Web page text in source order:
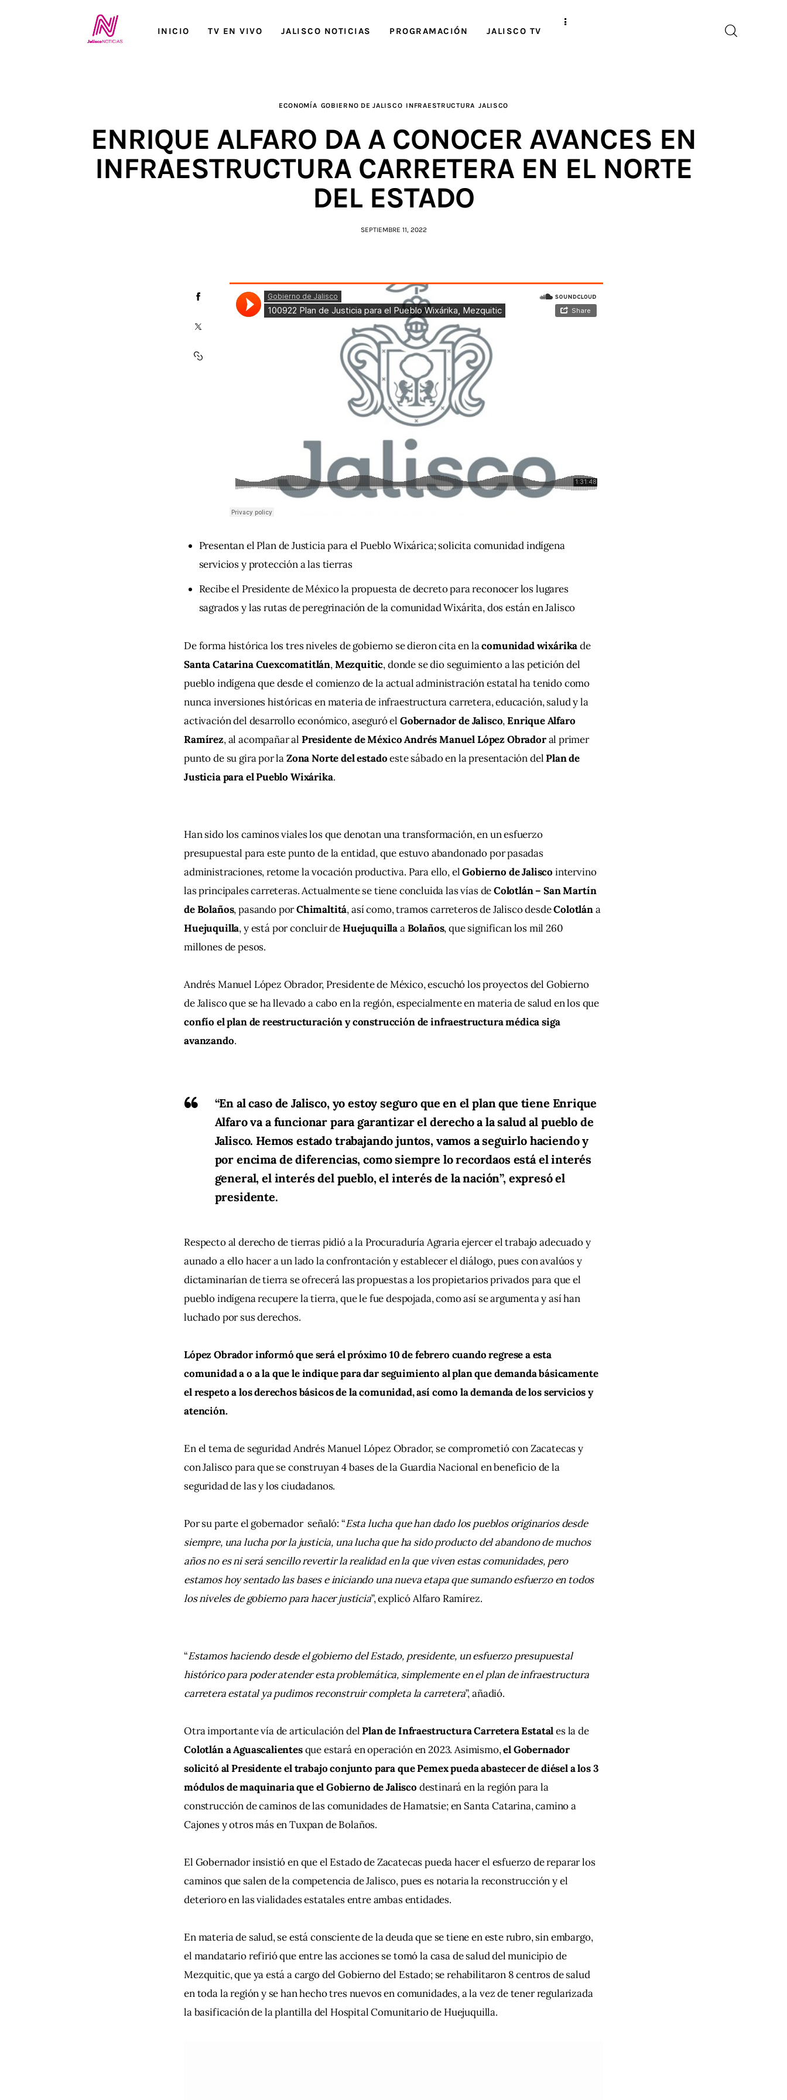
INICIO TV EN VIVO JALISCO NOTICIAS PROGRAMACIÓN JALISCO TV
Jalisco RADIO / En Vivo
ECONOMÍA GOBIERNO DE JALISCO INFRAESTRUCTURA JALISCO
ENRIQUE ALFARO DA A CONOCER AVANCES EN
INFRAESTRUCTURA CARRETERA EN EL NORTE
DEL ESTADO
SEPTIEMBRE 11, 2022
Presentan el Plan de Justicia para el Pueblo Wixárica; solicita comunidad indígena
servicios y protección a las tierras
Recibe el Presidente de México la propuesta de decreto para reconocer los lugares
sagrados y las rutas de peregrinación de la comunidad Wixárita, dos están en Jalisco
De forma histórica los tres niveles de gobierno se dieron cita en la comunidad wixárika de
Santa Catarina Cuexcomatitlán, Mezquitic, donde se dio seguimiento a las petición del
pueblo indígena que desde el comienzo de la actual administración estatal ha tenido como
nunca inversiones históricas en materia de infraestructura carretera, educación, salud y la
activación del desarrollo económico, aseguró el Gobernador de Jalisco, Enrique Alfaro
Ramírez, al acompañar al Presidente de México Andrés Manuel López Obrador al primer
punto de su gira por la Zona Norte del estado este sábado en la presentación del Plan de
Justicia para el Pueblo Wixárika.
Han sido los caminos viales los que denotan una transformación, en un esfuerzo
presupuestal para este punto de la entidad, que estuvo abandonado por pasadas
administraciones, retome la vocación productiva. Para ello, el Gobierno de Jalisco intervino
las principales carreteras. Actualmente se tiene concluida las vías de Colotlán – San Martín
de Bolaños, pasando por Chimaltitá, así como, tramos carreteros de Jalisco desde Colotlán a
Huejuquilla, y está por concluir de Huejuquilla a Bolaños, que significan los mil 260
millones de pesos.
Andrés Manuel López Obrador, Presidente de México, escuchó los proyectos del Gobierno
de Jalisco que se ha llevado a cabo en la región, especialmente en materia de salud en los que
confío el plan de reestructuración y construcción de infraestructura médica siga
avanzando.
“En al caso de Jalisco, yo estoy seguro que en el plan que tiene Enrique
Alfaro va a funcionar para garantizar el derecho a la salud al pueblo de
Jalisco. Hemos estado trabajando juntos, vamos a seguirlo haciendo y
por encima de diferencias, como siempre lo recordaos está el interés
general, el interés del pueblo, el interés de la nación”, expresó el
presidente.
Respecto al derecho de tierras pidió a la Procuraduría Agraria ejercer el trabajo adecuado y
aunado a ello hacer a un lado la confrontación y establecer el diálogo, pues con avalúos y
dictaminarían de tierra se ofrecerá las propuestas a los propietarios privados para que el
pueblo indígena recupere la tierra, que le fue despojada, como así se argumenta y así han
luchado por sus derechos.
López Obrador informó que será el próximo 10 de febrero cuando regrese a esta
comunidad a o a la que le indique para dar seguimiento al plan que demanda básicamente
el respeto a los derechos básicos de la comunidad, así como la demanda de los servicios y
atención.
En el tema de seguridad Andrés Manuel López Obrador, se comprometió con Zacatecas y
con Jalisco para que se construyan 4 bases de la Guardia Nacional en beneficio de la
seguridad de las y los ciudadanos.
Por su parte el gobernador  señaló: “Esta lucha que han dado los pueblos originarios desde
siempre, una lucha por la justicia, una lucha que ha sido producto del abandono de muchos
años no es ni será sencillo revertir la realidad en la que viven estas comunidades, pero
estamos hoy sentado las bases e iniciando una nueva etapa que sumando esfuerzo en todos
los niveles de gobierno para hacer justicia”, explicó Alfaro Ramírez.
“Estamos haciendo desde el gobierno del Estado, presidente, un esfuerzo presupuestal
histórico para poder atender esta problemática, simplemente en el plan de infraestructura
carretera estatal ya pudimos reconstruir completa la carretera”, añadió.
Otra importante vía de articulación del Plan de Infraestructura Carretera Estatal es la de
Colotlán a Aguascalientes que estará en operación en 2023. Asimismo, el Gobernador
solicitó al Presidente el trabajo conjunto para que Pemex pueda abastecer de diésel a los 3
módulos de maquinaria que el Gobierno de Jalisco destinará en la región para la
construcción de caminos de las comunidades de Hamatsie; en Santa Catarina, camino a
Cajones y otros más en Tuxpan de Bolaños.
El Gobernador insistió en que el Estado de Zacatecas pueda hacer el esfuerzo de reparar los
caminos que salen de la competencia de Jalisco, pues es notaria la reconstrucción y el
deterioro en las vialidades estatales entre ambas entidades.
En materia de salud, se está consciente de la deuda que se tiene en este rubro, sin embargo,
el mandatario refirió que entre las acciones se tomó la casa de salud del municipio de
Mezquitic, que ya está a cargo del Gobierno del Estado; se rehabilitaron 8 centros de salud
en toda la región y se han hecho tres nuevos en comunidades, a la vez de tener regularizada
la basificación de la plantilla del Hospital Comunitario de Huejuquilla.